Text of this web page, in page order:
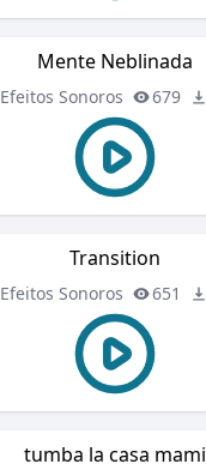
Mente Neblinada
Efeitos Sonoros 679
Transition
Efeitos Sonoros 651
tumba la casa mami